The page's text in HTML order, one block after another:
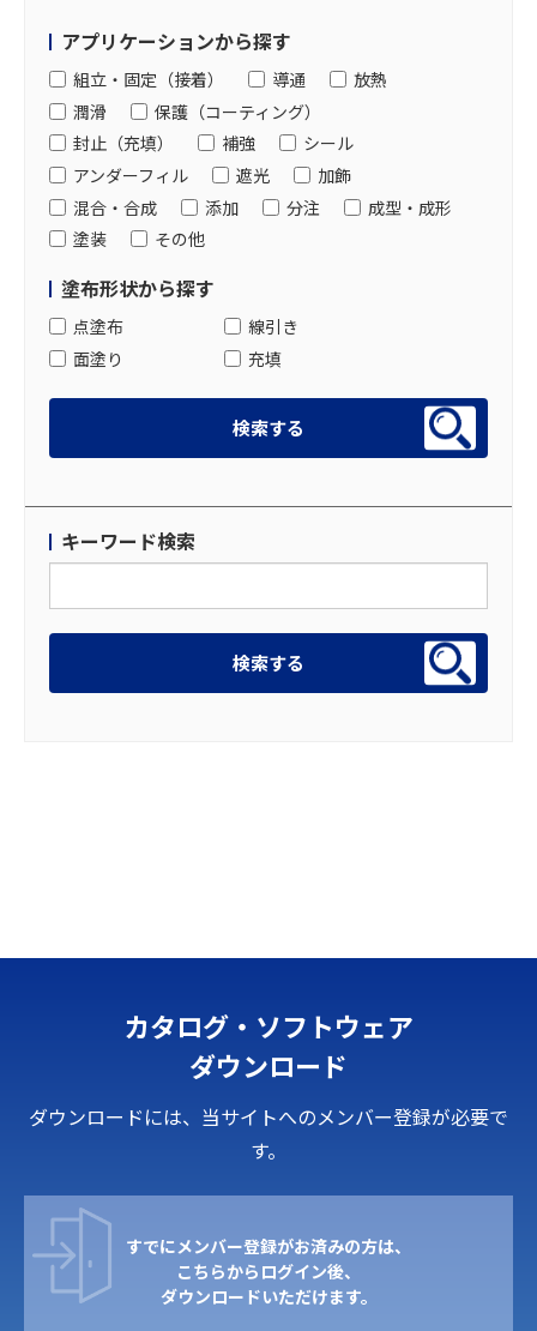
アプリケーションから探す
組立・固定（接着） 導通
放熱
潤滑
保護（コーティング）
封止（充填）
補強
シール
アンダーフィル
遮光
加飾
混合・合成
添加 分注
成型・成形
塗装
その他
塗布形状から探す
点塗布
線引き
面塗り
充填
キーワード検索
カタログ・ソフトウェア
ダウンロード
ダウンロードには、当サイトへのメンバー登録が必要で
す。
すでにメンバー登録がお済みの方は、
こちらからログイン後、
ダウンロードいただけます。